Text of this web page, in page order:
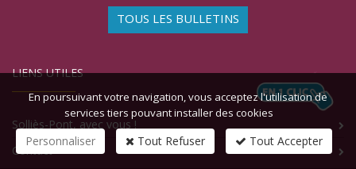
TOUS LES BULLETINS
LIENS UTILES
Solliès-Pont, avec vous !
Contact
En poursuivant votre navigation, vous acceptez l'utilisation de
services tiers pouvant installer des cookies
Personnaliser Tout Refuser Tout Accepter